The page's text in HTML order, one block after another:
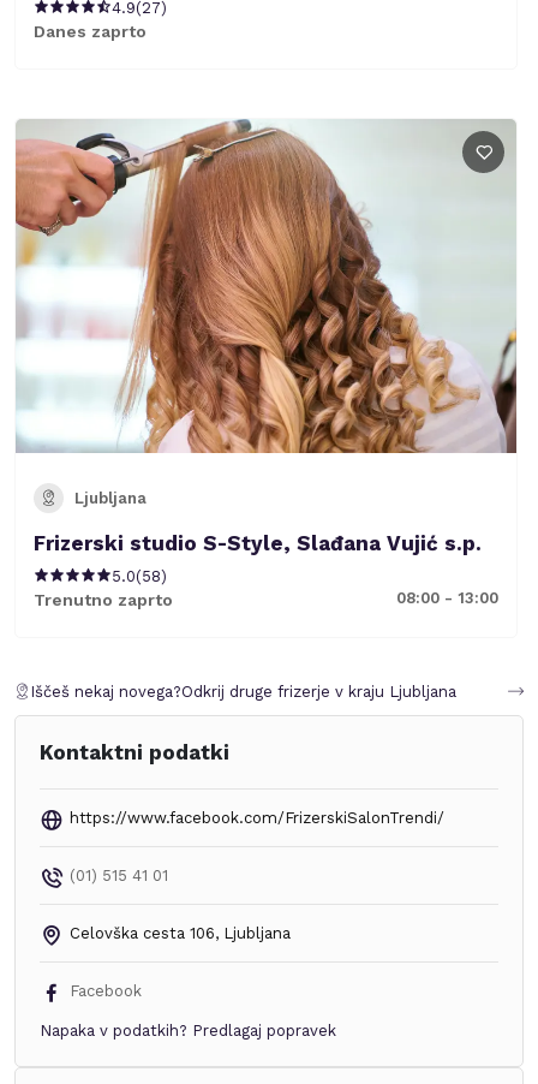
4.9(27)
Danes zaprto
Ljubljana
Frizerski studio S-Style, Slađana Vujić s.p.
5.0(58)
Trenutno zaprto 08:00 - 13:00
Iščeš nekaj novega?Odkrij druge frizerje v kraju Ljubljana
Kontaktni podatki
https://www.facebook.com/FrizerskiSalonTrendi/
(01) 515 41 01
Celovška cesta 106, Ljubljana
Facebook
Napaka v podatkih? Predlagaj popravek